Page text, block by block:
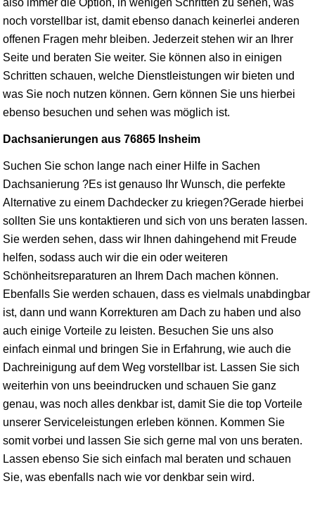
also immer die Option, in wenigen Schritten zu sehen, was
noch vorstellbar ist, damit ebenso danach keinerlei anderen
offenen Fragen mehr bleiben. Jederzeit stehen wir an Ihrer
Seite und beraten Sie weiter. Sie können also in einigen
Schritten schauen, welche Dienstleistungen wir bieten und
was Sie noch nutzen können. Gern können Sie uns hierbei
ebenso besuchen und sehen was möglich ist.
Dachsanierungen aus 76865 Insheim
Suchen Sie schon lange nach einer Hilfe in Sachen
Dachsanierung ?Es ist genauso Ihr Wunsch, die perfekte
Alternative zu einem Dachdecker zu kriegen?Gerade hierbei
sollten Sie uns kontaktieren und sich von uns beraten lassen.
Sie werden sehen, dass wir Ihnen dahingehend mit Freude
helfen, sodass auch wir die ein oder weiteren
Schönheitsreparaturen an Ihrem Dach machen können.
Ebenfalls Sie werden schauen, dass es vielmals unabdingbar
ist, dann und wann Korrekturen am Dach zu haben und also
auch einige Vorteile zu leisten. Besuchen Sie uns also
einfach einmal und bringen Sie in Erfahrung, wie auch die
Dachreinigung auf dem Weg vorstellbar ist. Lassen Sie sich
weiterhin von uns beeindrucken und schauen Sie ganz
genau, was noch alles denkbar ist, damit Sie die top Vorteile
unserer Serviceleistungen erleben können. Kommen Sie
somit vorbei und lassen Sie sich gerne mal von uns beraten.
Lassen ebenso Sie sich einfach mal beraten und schauen
Sie, was ebenfalls nach wie vor denkbar sein wird.